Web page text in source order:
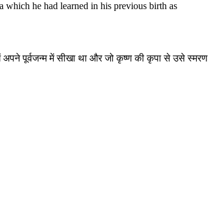
which he had learned in his previous birth as
अपने पूर्वजन्म में सीखा था और जो कृष्ण की कृपा से उसे स्मरण